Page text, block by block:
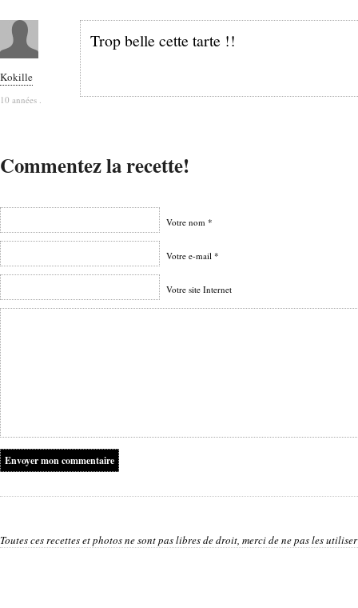
Kokille
10 années .
Trop belle cette tarte !!
Commentez la recette!
Votre nom *
Votre e-mail *
Votre site Internet
Toutes ces recettes et photos ne sont pas libres de droit, merci de ne pas les